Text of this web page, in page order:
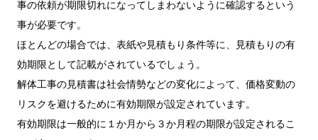
事の依頼が期限切れになってしまわないように確認するという
事が必要です。
ほとんどの場合では、表紙や見積もり条件等に、見積もりの有
効期限として記載がされているでしょう。
解体工事の見積書は社会情勢などの変化によって、価格変動の
リスクを避けるために有効期限が設定されています。
有効期限は一般的に１か月から３か月程の期限が設定されるこ